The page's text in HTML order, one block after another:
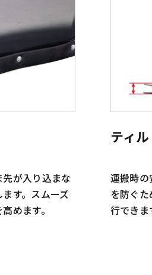
が入り込まな
す。スムーズ
めます。
ティ
運搬時
を防ぐ
行できま